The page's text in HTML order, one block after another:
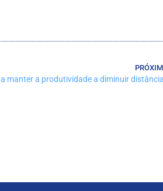
manter a produtividade a diminuir